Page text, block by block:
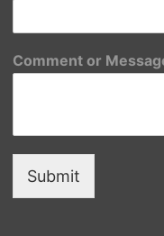
Comment or
Submit